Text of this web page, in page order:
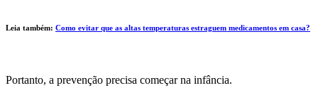
Leia também: Como evitar que as altas temperaturas estraguem medicamentos em casa?
Portanto, a prevenção precisa começar na infância.